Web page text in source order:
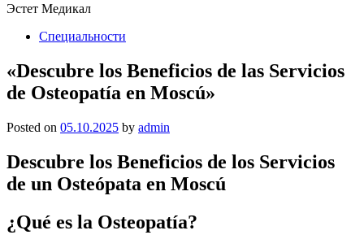
Эстет Медикал
Специальности
«Descubre los Beneficios de las Servicios
de Osteopatía en Moscú»
Posted on 05.10.2025 by admin
Descubre los Beneficios de los Servicios
de un Osteópata en Moscú
¿Qué es la Osteopatía?